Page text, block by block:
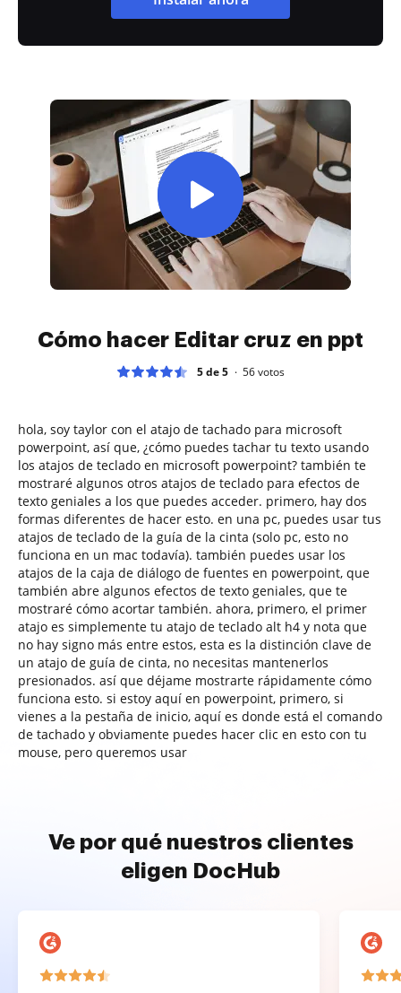
Cómo hacer Editar cruz en ppt
5 de 5 56votos
hola, soy taylor con el atajo de tachado para microsoft
powerpoint, así que, ¿cómo puedes tachar tu texto usando
los atajos de teclado en microsoft powerpoint? también te
mostraré algunos otros atajos de teclado para efectos de
texto geniales a los que puedes acceder. primero, hay dos
formas diferentes de hacer esto. en una pc, puedes usar tus
atajos de teclado de la guía de la cinta (solo pc, esto no
funciona en un mac todavía). también puedes usar los
atajos de la caja de diálogo de fuentes en powerpoint, que
también abre algunos efectos de texto geniales, que te
mostraré cómo acortar también. ahora, primero, el primer
atajo es simplemente tu atajo de teclado alt h4 y nota que
no hay signo más entre estos, esta es la distinción clave de
un atajo de guía de cinta, no necesitas mantenerlos
presionados. así que déjame mostrarte rápidamente cómo
funciona esto. si estoy aquí en powerpoint, primero, si
vienes a la pestaña de inicio, aquí es donde está el comando
de tachado y obviamente puedes hacer clic en esto con tu
mouse, pero queremos usar
Ve por qué nuestros clientes
eligen DocHub